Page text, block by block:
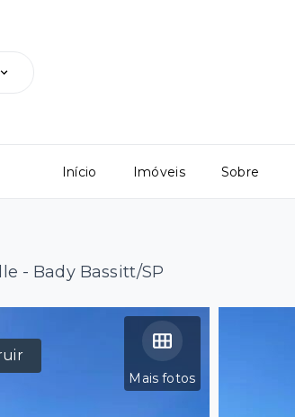
Início Imóveis Sobre
- Bady Bassitt/SP
Mais fotos